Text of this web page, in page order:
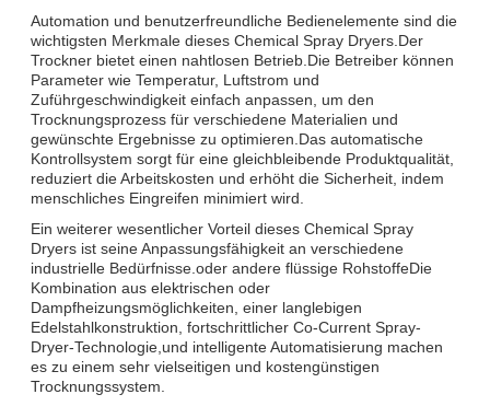
Automation und benutzerfreundliche Bedienelemente sind die
wichtigsten Merkmale dieses Chemical Spray Dryers.Der
Trockner bietet einen nahtlosen Betrieb.Die Betreiber können
Parameter wie Temperatur, Luftstrom und
Zuführgeschwindigkeit einfach anpassen, um den
Trocknungsprozess für verschiedene Materialien und
gewünschte Ergebnisse zu optimieren.Das automatische
Kontrollsystem sorgt für eine gleichbleibende Produktqualität,
reduziert die Arbeitskosten und erhöht die Sicherheit, indem
menschliches Eingreifen minimiert wird.
Ein weiterer wesentlicher Vorteil dieses Chemical Spray
Dryers ist seine Anpassungsfähigkeit an verschiedene
industrielle Bedürfnisse.oder andere flüssige RohstoffeDie
Kombination aus elektrischen oder
Dampfheizungsmöglichkeiten, einer langlebigen
Edelstahlkonstruktion, fortschrittlicher Co-Current Spray-
Dryer-Technologie,und intelligente Automatisierung machen
es zu einem sehr vielseitigen und kostengünstigen
Trocknungssystem.